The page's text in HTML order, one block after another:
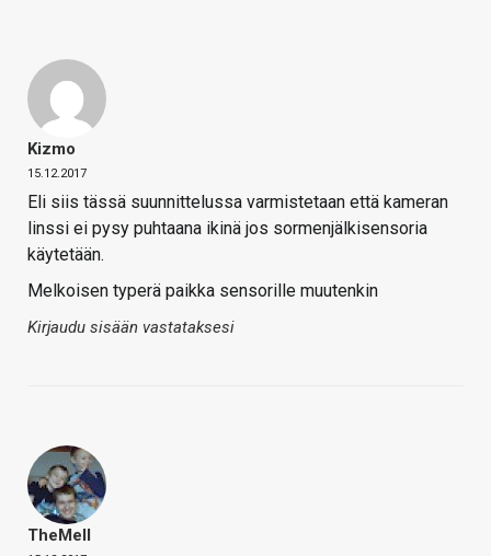
Kizmo
15.12.2017
Eli siis tässä suunnittelussa varmistetaan että kameran
linssi ei pysy puhtaana ikinä jos sormenjälkisensoria
käytetään.
Melkoisen typerä paikka sensorille muutenkin
Kirjaudu sisään vastataksesi
TheMeII